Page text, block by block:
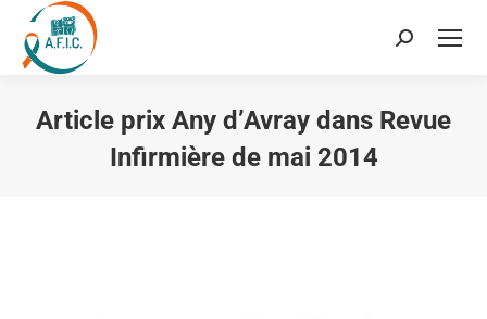
Recherche
Article prix Any d’Avray dans Revue
Infirmière de mai 2014